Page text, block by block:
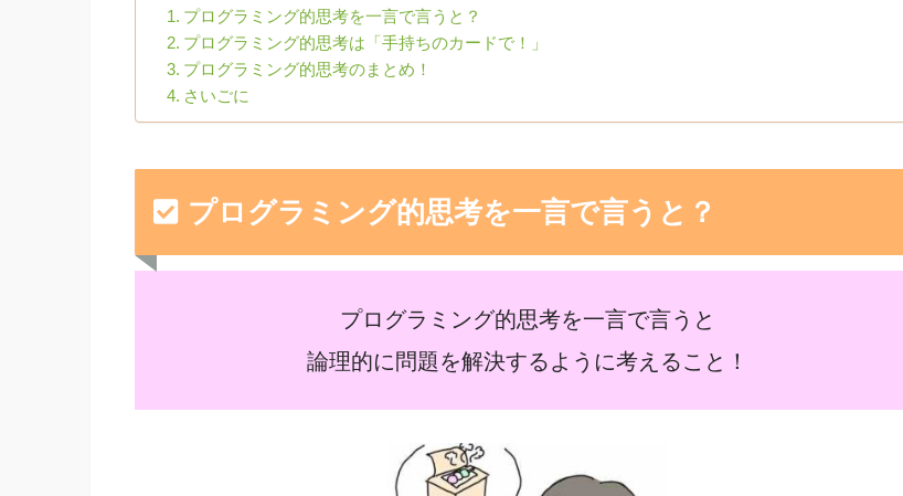
プログラミング的思考を一言で言うと？
プログラミング的思考は「手持ちのカードで！」
プログラミング的思考のまとめ！
さいごに
プログラミング的思考を一言で言うと？
プログラミング的思考を一言で言うと
論理的に問題を解決するように考えること！